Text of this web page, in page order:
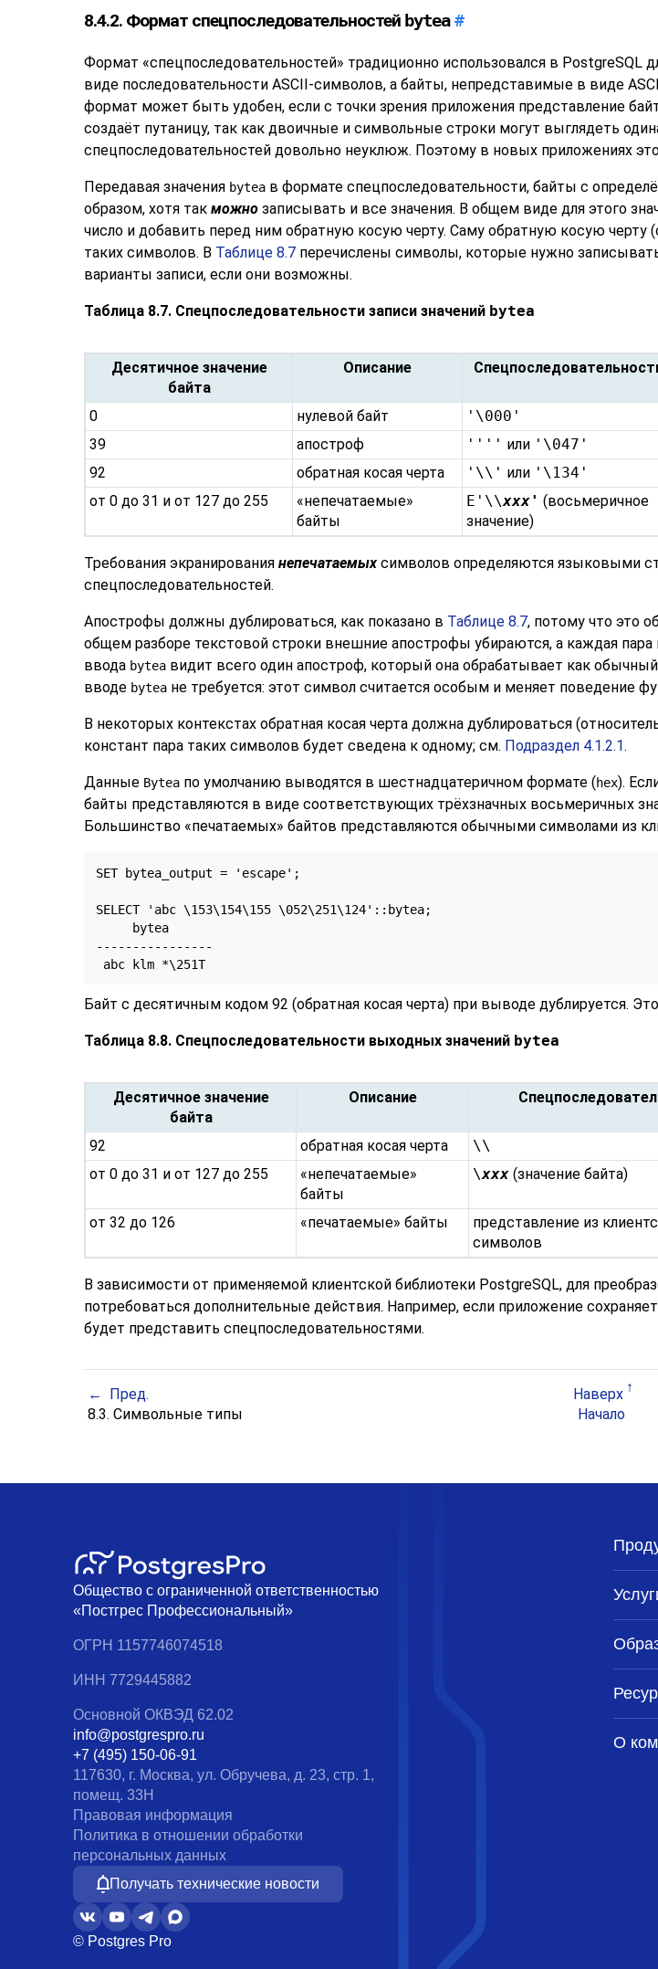
8.4.2. Формат спецпоследовательностей bytea #
Формат «спецпоследовательностей» традиционно использовался в PostgreSQL
виде последовательности ASCII-символов, а байты, непредставимые в виде
формат может быть удобен, если с точки зрения приложения представление
создаёт путаницу, так как двоичные и символьные строки могут выглядеть
спецпоследовательностей довольно неуклюж. Поэтому в новых приложениях
Передавая значения bytea в формате спецпоследовательности, байты с
образом, хотя так можно записывать и все значения. В общем виде для этого
число и добавить перед ним обратную косую черту. Саму обратную косую
таких символов. В Таблице 8.7 перечислены символы, которые нужно
варианты записи, если они возможны.
Таблица 8.7. Спецпоследовательности записи значений bytea
Десятичное значение
байта
Описание
0
нулевой байт '\000'
39
апостроф '''' или '\047'
92
обратная косая черта '\\' или '\134'
от 0 до 31 и от 127 до 255
«непечатаемые»
байты
E'\\xxx' (восьмеричное
значение)
Требования экранирования непечатаемых символов определяются языковыми
спецпоследовательностей.
Апострофы должны дублироваться, как показано в Таблице 8.7, потому что это
общем разборе текстовой строки внешние апострофы убираются, а каждая
ввода bytea видит всего один апостроф, который она обрабатывает как
вводе bytea не требуется: этот символ считается особым и меняет поведение
В некоторых контекстах обратная косая черта должна дублироваться
констант пара таких символов будет сведена к одному; см. Подраздел 4.1.2.1.
Данные Bytea по умолчанию выводятся в шестнадцатеричном формате (hex).
байты представляются в виде соответствующих трёхзначных восьмеричных
Большинство «печатаемых» байтов представляются обычными символами из
SET bytea_output = 'escape';
SELECT 'abc \153\154\155 \052\251\124'::bytea;
     bytea
----------------
abc klm *\251T
Байт с десятичным кодом 92 (обратная косая черта) при выводе дублируется.
Таблица 8.8. Спецпоследовательности выходных значений bytea
Десятичное значение
байта
Описание
92 обратная косая черта \\
от 0 до 31 и от 127 до 255
«непечатаемые»
байты
\xxx (значение байта)
от 32 до 126 «печатаемые» байты
представление из
символов
В зависимости от применяемой клиентской библиотеки PostgreSQL, для
потребоваться дополнительные действия. Например, если приложение
будет представить спецпоследовательностями.
Пред. Наверх
8.3. Символьные типы
Начало
Общество с ограниченной ответственностью
«Постгрес Профессиональный»
ОГРН 1157746074518
ИНН 7729445882
Основной ОКВЭД 62.02
info@postgrespro.ru
+7 (495) 150-06-91
117630, г. Москва, ул. Обручева, д. 23, стр. 1,
помещ. 33Н
Правовая информация
Политика в отношении обработки
персональных данных
Получать технические новости
© Postgres Pro
О